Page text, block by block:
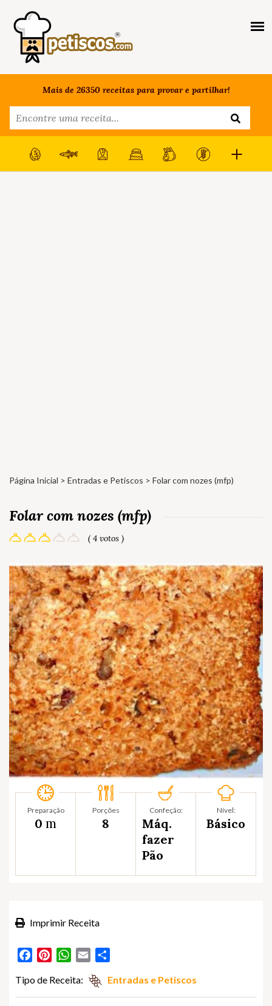
Mais de 26350 receitas para provar e partilhar!
Página Inicial > Entradas e Petiscos > Folar com nozes (mfp)
Folar com nozes (mfp)
( 4 votos )
Preparação
0 m
Porções
8
Confeção:
Máq.
fazer
Pão
Nível:
Básico
Imprimir Receita
FacebookPinterestWhatsApp
Email
Tipo de Receita: Entradas e Petiscos